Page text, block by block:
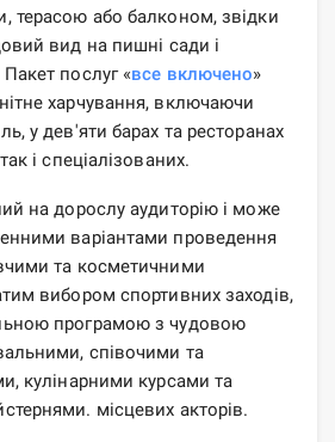
терасою або балконом, звідки
вид на пишні сади і
послуг «все включено»
харчування, включаючи
у дев'яти барах та ресторанах
і спеціалізованих.
на дорослу аудиторію і може
варіантами проведення
та косметичними
вибором спортивних заходів,
програмою з чудовою
співочими та
кулінарними курсами та
місцевих акторів.